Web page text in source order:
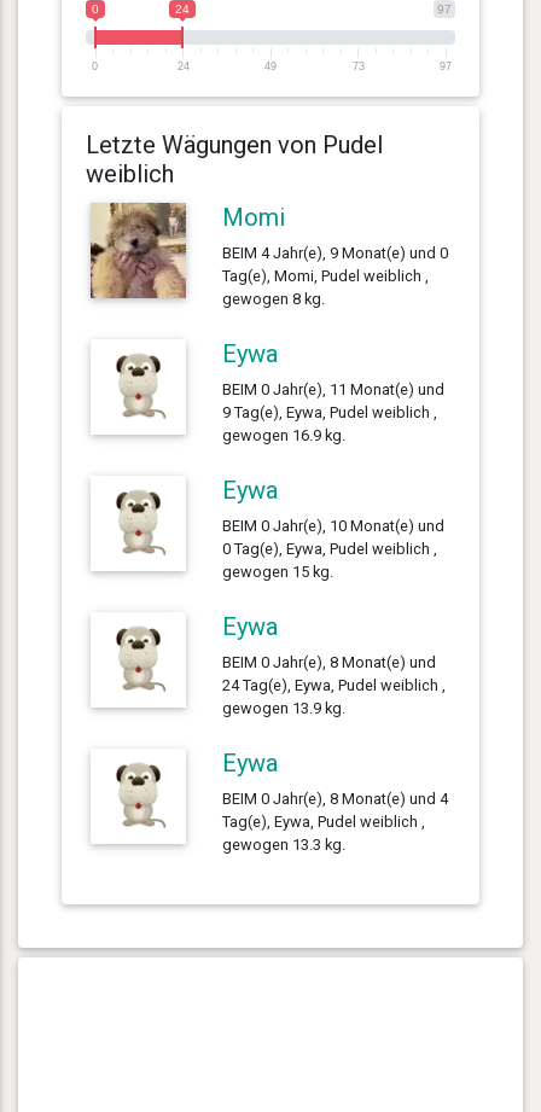
97
0 24
0 24 49 73 97
Letzte Wägungen von Pudel
weiblich
Momi
BEIM 4 Jahr(e), 9 Monat(e) und 0
Tag(e), Momi, Pudel weiblich ,
gewogen 8 kg.
Eywa
BEIM 0 Jahr(e), 11 Monat(e) und
9 Tag(e), Eywa, Pudel weiblich ,
gewogen 16.9 kg.
Eywa
BEIM 0 Jahr(e), 10 Monat(e) und
0 Tag(e), Eywa, Pudel weiblich ,
gewogen 15 kg.
Eywa
BEIM 0 Jahr(e), 8 Monat(e) und
24 Tag(e), Eywa, Pudel weiblich ,
gewogen 13.9 kg.
Eywa
BEIM 0 Jahr(e), 8 Monat(e) und 4
Tag(e), Eywa, Pudel weiblich ,
gewogen 13.3 kg.